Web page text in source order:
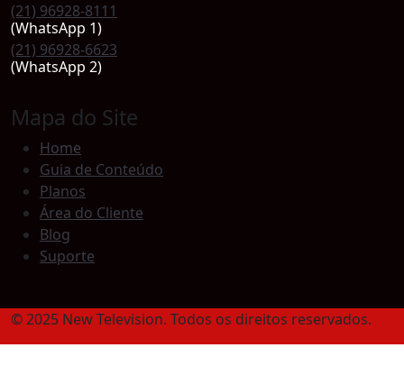
(21) 96928-8111
(WhatsApp 1)
(21) 96928-6623
(WhatsApp 2)
Mapa do Site
Home
Guia de Conteúdo
Planos
Área do Cliente
Blog
Suporte
© 2025 New Television. Todos os direitos reservados.